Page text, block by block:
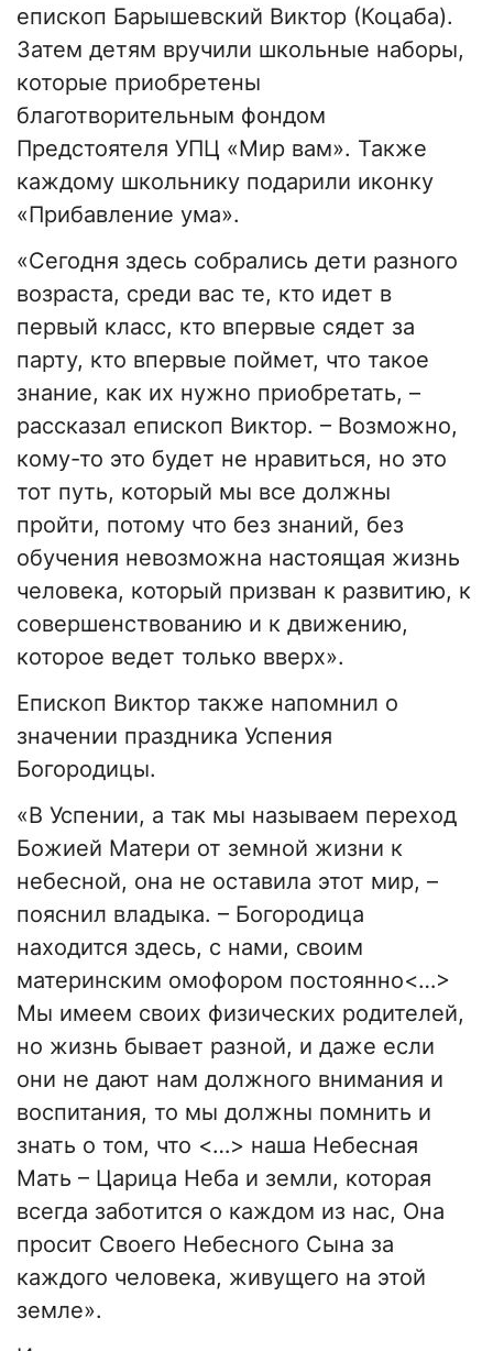
епископ Барышевский Виктор (Коцаба).
Затем детям вручили школьные наборы,
которые приобретены
благотворительным фондом
Предстоятеля УПЦ «Мир вам». Также
каждому школьнику подарили иконку
«Прибавление ума».
«Сегодня здесь собрались дети разного
возраста, среди вас те, кто идет в
первый класс, кто впервые сядет за
парту, кто впервые поймет, что такое
знание, как их нужно приобретать, –
рассказал епископ Виктор. – Возможно,
кому-то это будет не нравиться, но это
тот путь, который мы все должны
пройти, потому что без знаний, без
обучения невозможна настоящая жизнь
человека, который призван к развитию, к
совершенствованию и к движению,
которое ведет только вверх».
Епископ Виктор также напомнил о
значении праздника Успения
Богородицы.
«В Успении, а так мы называем переход
Божией Матери от земной жизни к
небесной, она не оставила этот мир, –
пояснил владыка. – Богородица
находится здесь, с нами, своим
материнским омофором постоянно<…>
Мы имеем своих физических родителей,
но жизнь бывает разной, и даже если
они не дают нам должного внимания и
воспитания, то мы должны помнить и
знать о том, что <…> наша Небесная
Мать – Царица Неба и земли, которая
всегда заботится о каждом из нас, Она
просит Своего Небесного Сына за
каждого человека, живущего на этой
земле».